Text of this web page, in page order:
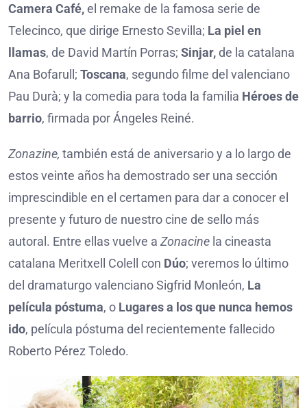
Camera Café,el remake de la famosa serie de
Telecinco, que dirige Ernesto Sevilla; La piel en
llamas, de David Martín Porras; Sinjar,de la catalana
Ana Bofarull; Toscana, segundo filme del valenciano
Pau Durà; y la comedia para toda la familia Héroes de
barrio, firmada por Ángeles Reiné.
Zonazine, también está de aniversario y a lo largo de
estos veinte años ha demostrado ser una sección
imprescindible en el certamen para dar a conocer el
presente y futuro de nuestro cine de sello más
autoral. Entre ellas vuelve a Zonacine la cineasta
catalana Meritxell Colell con Dúo; veremos lo último
del dramaturgo valenciano Sigfrid Monleón, La
película póstuma, o Lugares a los que nunca hemos
ido, película póstuma del recientemente fallecido
Roberto Pérez Toledo.